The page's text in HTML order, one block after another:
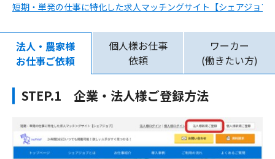
短期・単発の仕事に特化した求人マッチングサイト【シェアジョブ
法人・農家様
お仕事ご依頼
個人様お仕事
依頼
ワーカー
(働きたい方)
STEP.1 企業・法人様ご登録方法